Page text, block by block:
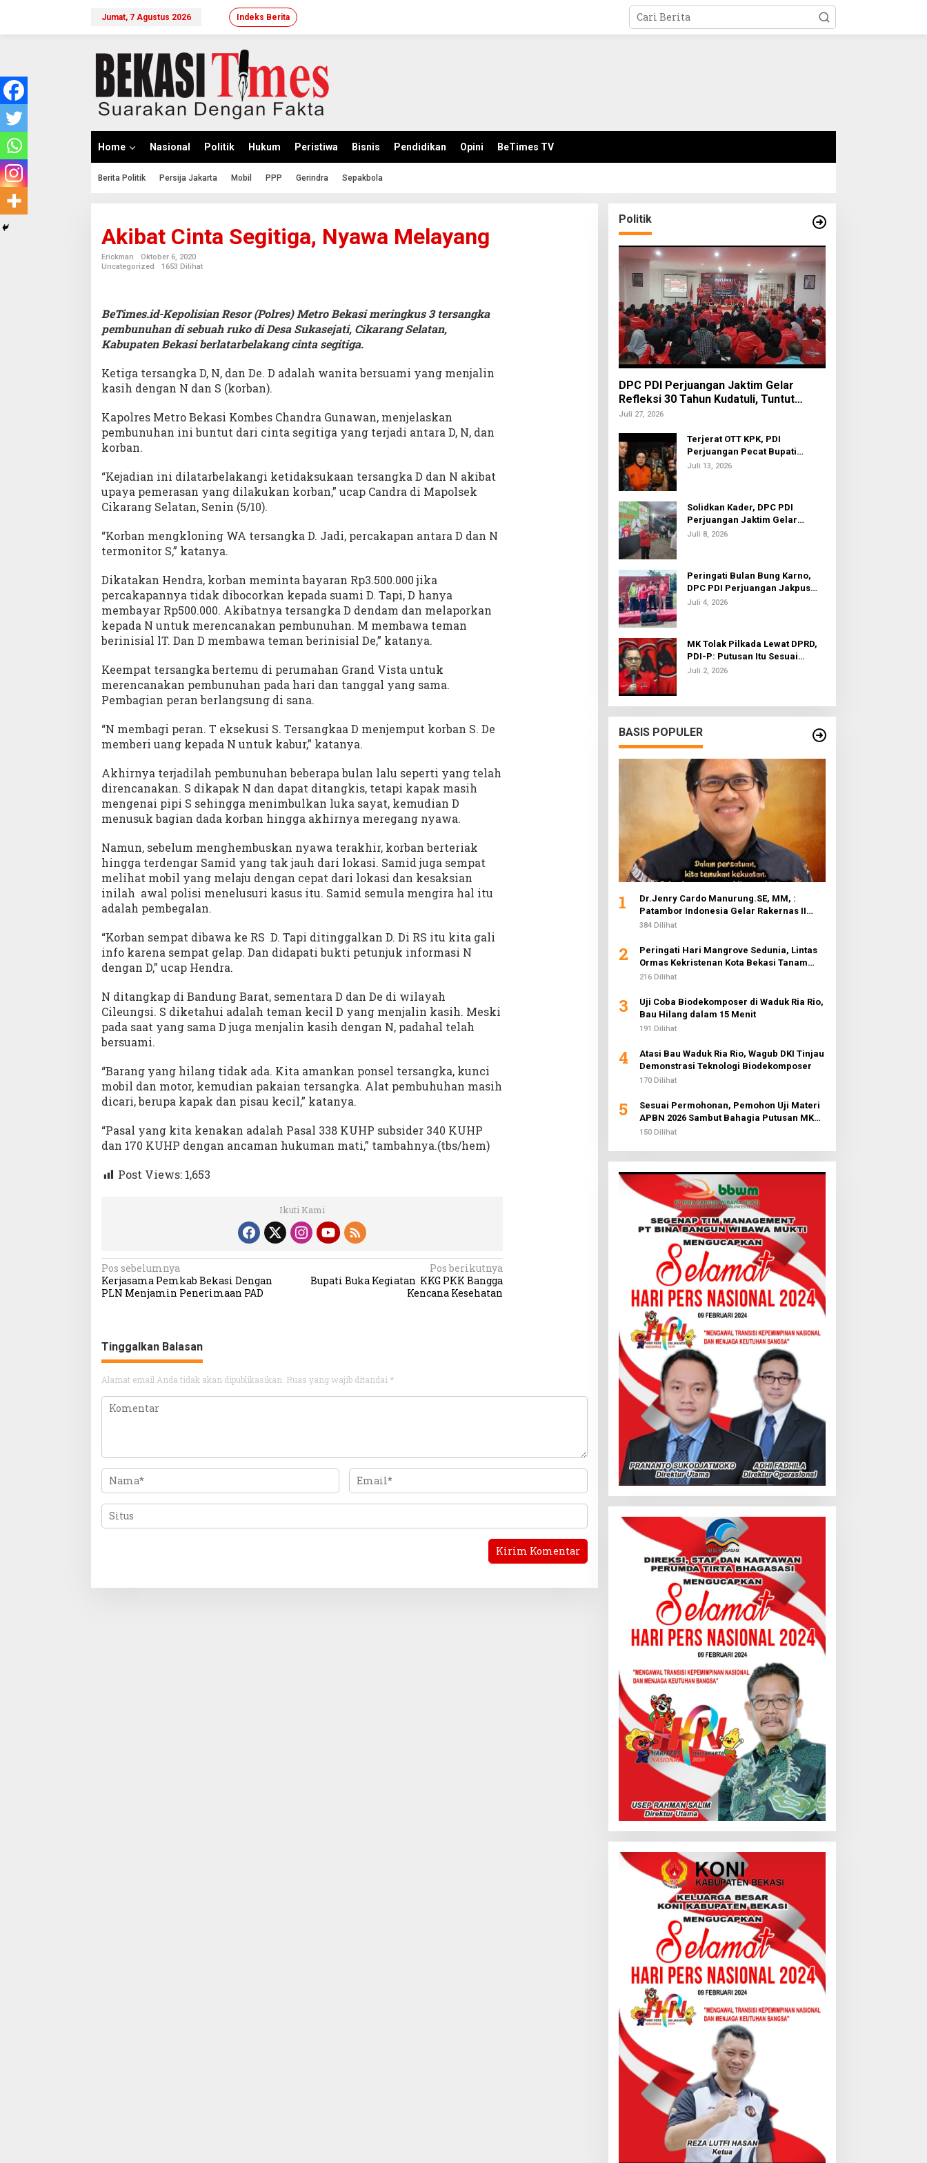
Jumat, 7 Agustus 2026 Indeks Berita
Home Nasional Politik Hukum Peristiwa Bisnis Pendidikan Opini BeTimes TV
Berita Politik Persija Jakarta Mobil PPP Gerindra Sepakbola
Akibat Cinta Segitiga, Nyawa Melayang
Erickman
Oktober 6, 2020
Uncategorized
1653 Dilihat
BeTimes.id-Kepolisian Resor (Polres) Metro Bekasi meringkus 3 tersangka
pembunuhan di sebuah ruko di Desa Sukasejati, Cikarang Selatan,
Kabupaten Bekasi berlatarbelakang cinta segitiga.
Ketiga tersangka D, N, dan De. D adalah wanita bersuami yang menjalin
kasih dengan N dan S (korban).
Kapolres Metro Bekasi Kombes Chandra Gunawan, menjelaskan
pembunuhan ini buntut dari cinta segitiga yang terjadi antara D, N, dan
korban.
“Kejadian ini dilatarbelakangi ketidaksukaan tersangka D dan N akibat
upaya pemerasan yang dilakukan korban,” ucap Candra di Mapolsek
Cikarang Selatan, Senin (5/10).
“Korban mengkloning WA tersangka D. Jadi, percakapan antara D dan N
termonitor S,” katanya.
Dikatakan Hendra, korban meminta bayaran Rp3.500.000 jika
percakapannya tidak dibocorkan kepada suami D. Tapi, D hanya
membayar Rp500.000. Akibatnya tersangka D dendam dan melaporkan
kepada N untuk merencanakan pembunuhan. M membawa teman
berinisial lT. Dan D membawa teman berinisial De,” katanya.
Keempat tersangka bertemu di perumahan Grand Vista untuk
merencanakan pembunuhan pada hari dan tanggal yang sama.
Pembagian peran berlangsung di sana.
“N membagi peran. T eksekusi S. Tersangkaa D menjemput korban S. De
memberi uang kepada N untuk kabur,” katanya.
Akhirnya terjadilah pembunuhan beberapa bulan lalu seperti yang telah
direncanakan. S dikapak N dan dapat ditangkis, tetapi kapak masih
mengenai pipi S sehingga menimbulkan luka sayat, kemudian D
menusuk bagian dada korban hingga akhirnya meregang nyawa.
Namun, sebelum menghembuskan nyawa terakhir, korban berteriak
hingga terdengar Samid yang tak jauh dari lokasi. Samid juga sempat
melihat mobil yang melaju dengan cepat dari lokasi dan kesaksian
inilah awal polisi menelusuri kasus itu. Samid semula mengira hal itu
adalah pembegalan.
“Korban sempat dibawa ke RS D. Tapi ditinggalkan D. Di RS itu kita gali
info karena sempat gelap. Dan didapati bukti petunjuk informasi N
dengan D,” ucap Hendra.
N ditangkap di Bandung Barat, sementara D dan De di wilayah
Cileungsi. S diketahui adalah teman kecil D yang menjalin kasih. Meski
pada saat yang sama D juga menjalin kasih dengan N, padahal telah
bersuami.
“Barang yang hilang tidak ada. Kita amankan ponsel tersangka, kunci
mobil dan motor, kemudian pakaian tersangka. Alat pembuhuhan masih
dicari, berupa kapak dan pisau kecil,” katanya.
“Pasal yang kita kenakan adalah Pasal 338 KUHP subsider 340 KUHP
dan 170 KUHP dengan ancaman hukuman mati,” tambahnya.(tbs/hem)
Post Views: 1,653
Ikuti Kami
Navigasi
pos
Pos sebelumnya
Kerjasama Pemkab Bekasi Dengan
PLN Menjamin Penerimaan PAD
Pos berikutnya
Bupati Buka Kegiatan KKG PKK Bangga
Kencana Kesehatan
Tinggalkan Balasan
Alamat email Anda tidak akan dipublikasikan. Ruas yang wajib ditandai *
Politik
DPC PDI Perjuangan Jaktim Gelar
Refleksi 30 Tahun Kudatuli, Tuntut
Penuntasan Hukum Aktor Intelektual
Juli 27, 2026
Terjerat OTT KPK, PDI
Perjuangan Pecat Bupati
Sukoharjo Etik Suryani
Juli 13, 2026
Solidkan Kader, DPC PDI
Perjuangan Jaktim Gelar
Nobar Piala Dunia 2026
Juli 8, 2026
Peringati Bulan Bung Karno,
DPC PDI Perjuangan Jakpus
Gelar Turnamen Sepak Bola U-
Juli 4, 2026
MK Tolak Pilkada Lewat DPRD,
PDI-P: Putusan Itu Sesuai
dengan Semangat Reformasi
Juli 2, 2026
BASIS POPULER
1
Dr.Jenry Cardo Manurung.SE, MM, :
Patambor Indonesia Gelar Rakernas II
Evaluasi Program Kerja
384 Dilihat
2
Peringati Hari Mangrove Sedunia, Lintas
Ormas Kekristenan Kota Bekasi Tanam
3.000 Pohon di Pantai Sederhana
216 Dilihat
3
Uji Coba Biodekomposer di Waduk Ria Rio,
Bau Hilang dalam 15 Menit
191 Dilihat
4
Atasi Bau Waduk Ria Rio, Wagub DKI Tinjau
Demonstrasi Teknologi Biodekomposer
170 Dilihat
5
Sesuai Permohonan, Pemohon Uji Materi
APBN 2026 Sambut Bahagia Putusan MK
Soal Anggaran MBG
150 Dilihat